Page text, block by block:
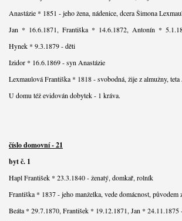
Anastázie * 1851 - jeho žena, nádenice, dcera Šimona
Jan * 16.6.1871, Františka * 14.6.1872, Antonín *
Hynek * 9.3.1879 - děti
Izidor * 16.6.1869 - syn Anastázie
Lexmaulová Františka * 1818 - svobodná, žije z almužny, teta
U domu též evidován dobytek - 1 kráva.
číslo domovní - 21
byt č. 1
Hapl František * 23.3.1840 - ženatý, domkař, rolník
Františka * 1837 - jeho manželka, vede domácnost, původem
Beáta * 29.7.1870, František * 19.12.1871, Jan * 24.11.1875